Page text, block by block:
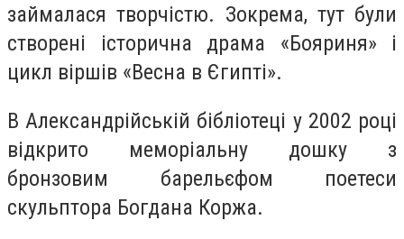
займалася творчістю. Зокрема, тут були
створені історична драма «Бояриня» і
цикл віршів «Весна в Єгипті».
В Александрійській бібліотеці у 2002 році
відкрито меморіальну дошку з
бронзовим барельєфом поетеси
скульптора Богдана Коржа.